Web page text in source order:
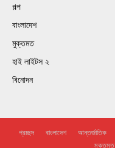
গল্প
বাংলাদেশ
মুক্তমত
হাই লাইটস ২
বিনোদন
প্রচ্ছদ বাংলাদেশ আন্তর্জাতিক
মুক্তমত